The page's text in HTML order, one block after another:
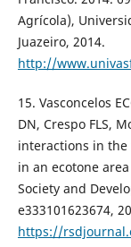
Agrícola),
Juazeiro, 2014.
http://
15. Vasconcelos
DN, Crespo FLS,
interactions in
in an ecotone
Society and
e333101623674,
https://